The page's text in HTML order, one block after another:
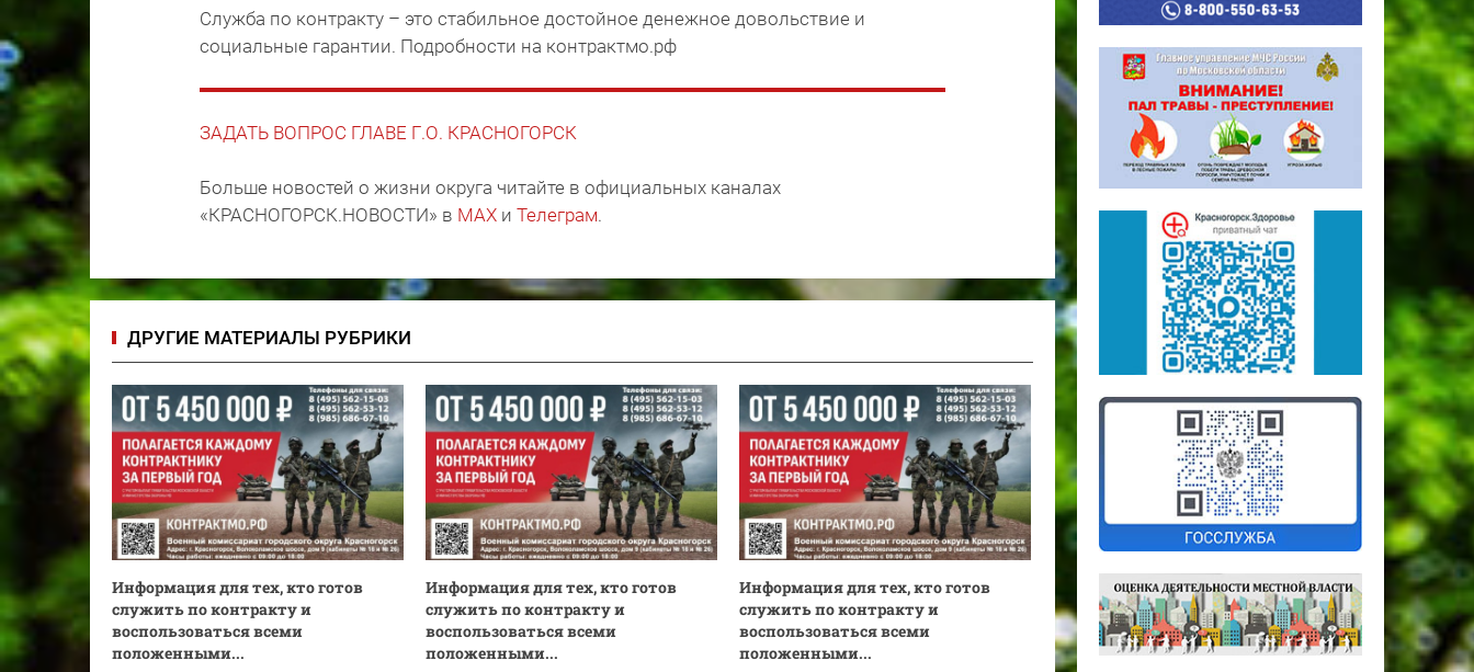
Служба по контракту – это стабильное достойное денежное довольствие и
социальные гарантии. Подробности на контрактмо.рф
ЗАДАТЬ ВОПРОС ГЛАВЕ Г.О. КРАСНОГОРСК
Больше новостей о жизни округа читайте в официальных каналах
«КРАСНОГОРСК.НОВОСТИ» в MAX и Телеграм.
ДРУГИЕ МАТЕРИАЛЫ РУБРИКИ
Информация для тех, кто готов
служить по контракту и
воспользоваться всеми
положенными...
Информация для тех, кто готов
служить по контракту и
воспользоваться всеми
положенными...
Информация для тех, кто готов
служить по контракту и
воспользоваться всеми
положенными...